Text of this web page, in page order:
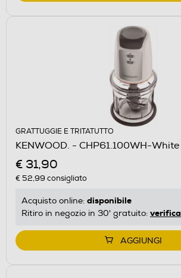
GRATTUGGIE E TRITATUTTO
KENWOOD. - CHP61.100WH-White
€ 31,90
€ 52,99 consigliato
Acquisto online: disponibile
Ritiro in negozio in 30' gratuito: verifica
AGGIUNGI